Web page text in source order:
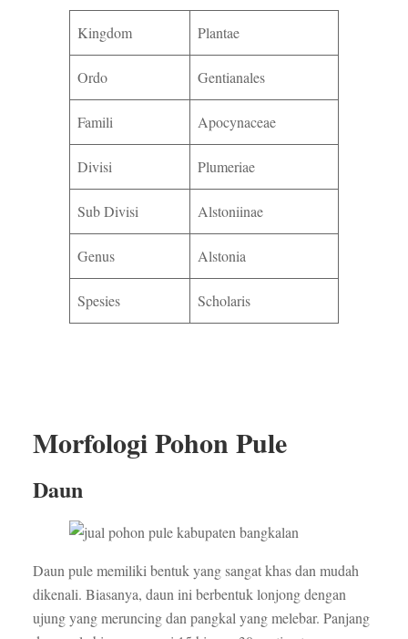
Kingdom Plantae
Ordo Gentianales
Famili Apocynaceae
Divisi Plumeriae
Sub Divisi Alstoniinae
Genus Alstonia
Spesies Scholaris
Morfologi Pohon Pule
Daun
Daun pule memiliki bentuk yang sangat khas dan mudah
dikenali. Biasanya, daun ini berbentuk lonjong dengan
ujung yang meruncing dan pangkal yang melebar. Panjang